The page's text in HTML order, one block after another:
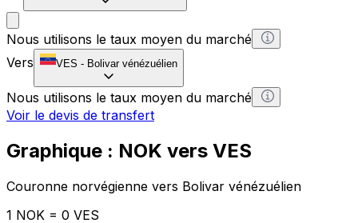
Nous utilisons le taux moyen du marché
Vers
VES - Bolivar vénézuélien
Nous utilisons le taux moyen du marché
Voir le devis de transfert
Graphique : NOK vers VES
Couronne norvégienne vers Bolivar vénézuélien
1 NOK = 0 VES